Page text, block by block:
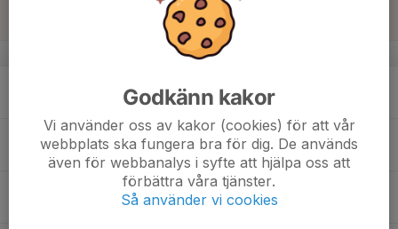
v.38
18:00
19:30
F12-13 Träning
Olympia B-plan
F12-13 Träning
Olympia B-plan
Godkänn kakor
Vi använder oss av kakor (cookies) för att vår
webbplats ska fungera bra för dig. De används
även för webbanalys i syfte att hjälpa oss att
förbättra våra tjänster.
Så använder vi cookies